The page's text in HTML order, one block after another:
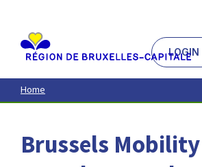
contenu
principal
LOGIN
Home
Brussels Mobility